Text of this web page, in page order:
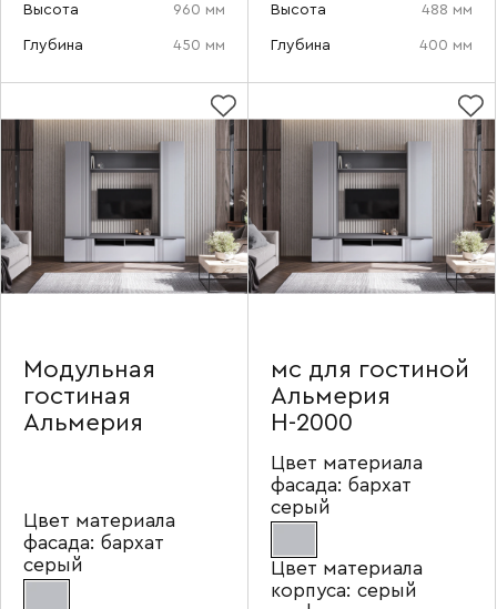
Высота 960 мм
Глубина 450 мм
Высота 488 мм
Глубина 400 мм
Модульная
гостиная
Альмерия
Цвет материала
фасада: бархат
серый
мс для гостиной
Альмерия
Н-2000
Цвет материала
фасада: бархат
серый
Цвет материала
корпуса: серый